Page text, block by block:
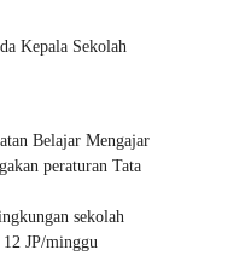
Kepala Sekolah
Belajar Mengajar
peraturan Tata
sekolah
JP/minggu